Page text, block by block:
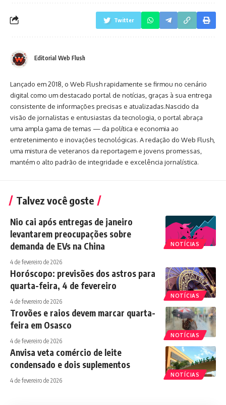
Twitter
Editorial Web Flush
Lançado em 2018, o Web Flush rapidamente se firmou no cenário
digital como um destacado portal de notícias, graças à sua entrega
consistente de informações precisas e atualizadas.Nascido da
visão de jornalistas e entusiastas da tecnologia, o portal abraça
uma ampla gama de temas — da política e economia ao
entretenimento e inovações tecnológicas. A redação do Web Flush,
uma mistura de veteranos da reportagem e jovens promessas,
mantém o alto padrão de integridade e excelência jornalística.
Talvez você goste
NOTÍCIAS
Nio cai após entregas de janeiro
levantarem preocupações sobre
demanda de EVs na China
4 de fevereiro de 2026
NOTÍCIAS
Horóscopo: previsões dos astros para
quarta-feira, 4 de fevereiro
4 de fevereiro de 2026
NOTÍCIAS
Trovões e raios devem marcar quarta-
feira em Osasco
4 de fevereiro de 2026
NOTÍCIAS
Anvisa veta comércio de leite
condensado e dois suplementos
4 de fevereiro de 2026